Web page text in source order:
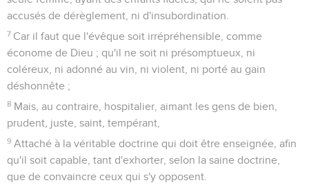
accusés de dérèglement, ni d'insubordination.
7 Car il faut que l'évêque soit irrépréhensible, comme
économe de Dieu ; qu'il ne soit ni présomptueux, ni
coléreux, ni adonné au vin, ni violent, ni porté au gain
déshonnête ;
8 Mais, au contraire, hospitalier, aimant les gens de bien,
prudent, juste, saint, tempérant,
9 Attaché à la véritable doctrine qui doit être enseignée, afin
qu'il soit capable, tant d'exhorter, selon la saine doctrine,
que de convaincre ceux qui s'y opposent.